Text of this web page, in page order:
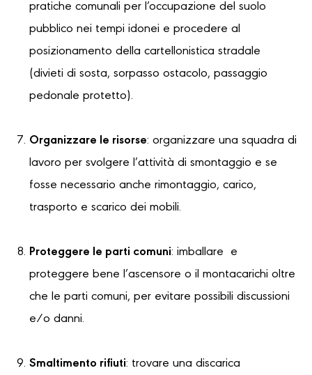
pratiche comunali per l’occupazione del suolo
pubblico nei tempi idonei e procedere al
posizionamento della cartellonistica stradale
(divieti di sosta, sorpasso ostacolo, passaggio
pedonale protetto).
Organizzare le risorse: organizzare una squadra di
lavoro per svolgere l’attività di smontaggio e se
fosse necessario anche rimontaggio, carico,
trasporto e scarico dei mobili.
Proteggere le parti comuni: imballare e
proteggere bene l’ascensore o il montacarichi oltre
che le parti comuni, per evitare possibili discussioni
e/o danni.
Smaltimento rifiuti: trovare una discarica